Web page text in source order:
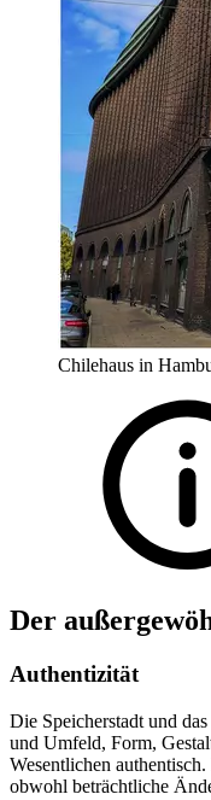
Chilehaus in
Der
Authentizität
Die Speicherstadt und
und Umfeld, Form,
Wesentlichen
obwohl beträchtliche